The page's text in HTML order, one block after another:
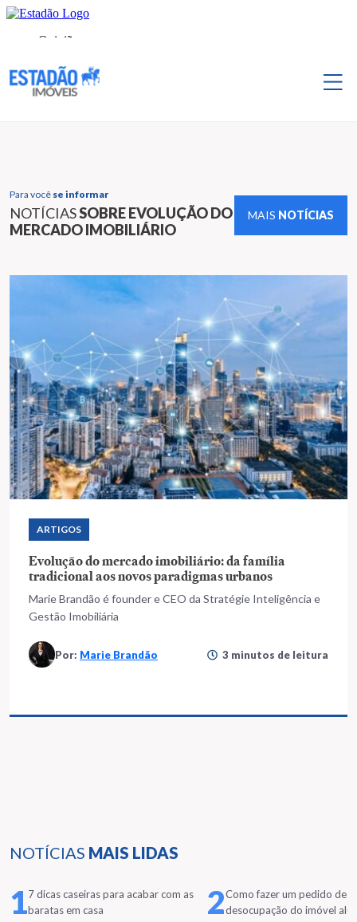
Para você se informar
NOTÍCIASSOBRE EVOLUÇÃO DO
MERCADO IMOBILIÁRIO
MAIS NOTÍCIAS
NOTÍCIAS MAIS LIDAS
17 dicas caseiras para acabar com as
baratas em casa
2Como fazer um pedido de
desocupação do imóvel
ARTIGOS
Evolução do mercado imobiliário: da família
tradicional aos novos paradigmas urbanos
Marie Brandão é founder e CEO da Stratégie Inteligência e
Gestão Imobiliária
Por: Marie Brandão 3 minutos de leitura